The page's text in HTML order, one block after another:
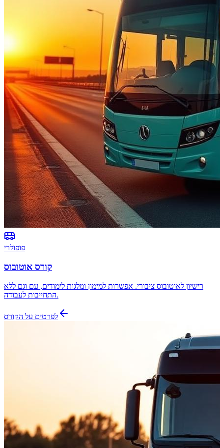
פופולרי
קורס אוטובוס
רישיון לאוטובוס ציבורי. אפשרות למימון ומלגות לימודים, עם וגם ללא
התחייבות לעבודה.
לפרטים על הקורס